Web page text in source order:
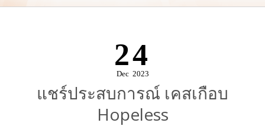
24
Dec 2023
แชร์ประสบการณ์ เคสเกือบ
Hopeless